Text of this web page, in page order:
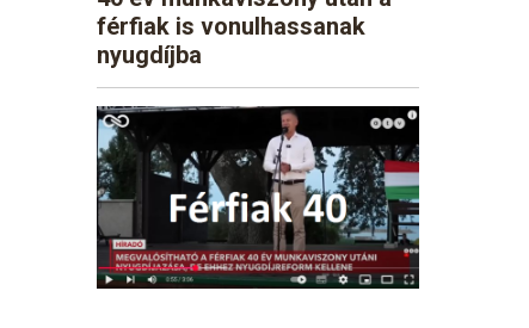
férfiak is vonulhassanak
nyugdíjba